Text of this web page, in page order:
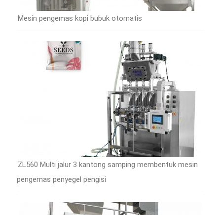
Mesin pengemas kopi bubuk otomatis
ZL560 Multi jalur 3 kantong samping membentuk mesin
pengemas penyegel pengisi